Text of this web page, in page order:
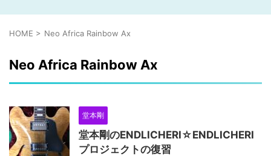
HOME > Neo Africa Rainbow Ax
Neo Africa Rainbow Ax
堂本剛
堂本剛のENDLICHERI☆ENDLICHERI
プロジェクトの復習